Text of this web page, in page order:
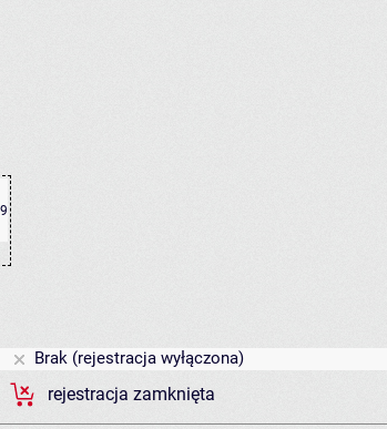
9
Brak (rejestracja wyłączona)
rejestracja zamknięta